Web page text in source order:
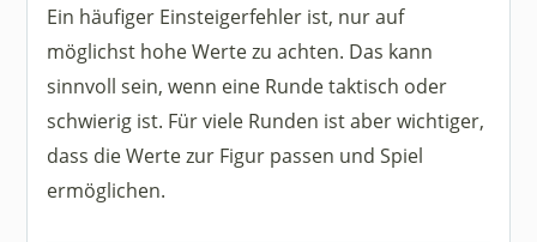
Ein häufiger Einsteigerfehler ist, nur auf
möglichst hohe Werte zu achten. Das kann
sinnvoll sein, wenn eine Runde taktisch oder
schwierig ist. Für viele Runden ist aber wichtiger,
dass die Werte zur Figur passen und Spiel
ermöglichen.